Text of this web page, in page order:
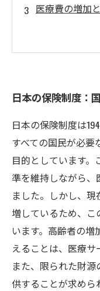
医療費の増加
日本の保険制
日本の保険制度：
日本の保険制度は
すべての国民が必要
目的としています
準を維持しながら、
ました。しかし、
増しているため、こ
います。高齢者の
えることは、医療サ
また、限られた財
供することが求めら